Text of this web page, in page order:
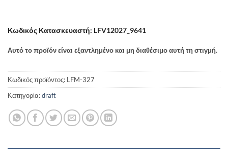
Κωδικός Κατασκευαστή: LFV12027_9641
Αυτό το προϊόν είναι εξαντλημένο και μη διαθέσιμο αυτή τη στιγμή.
Κωδικός προϊόντος: LFM-327
Κατηγορία:draft